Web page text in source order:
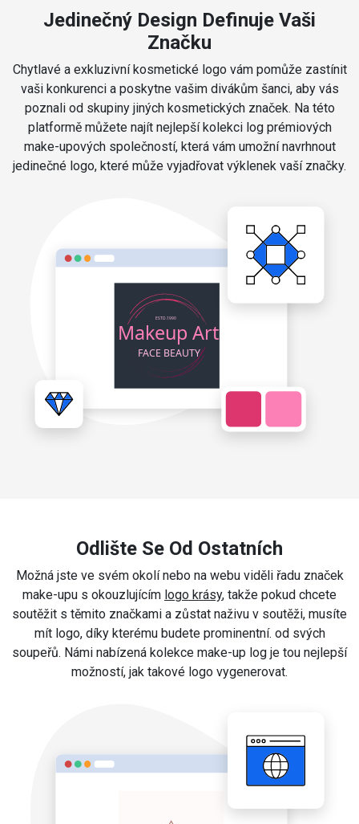
Jedinečný Design Definuje Vaši
Značku
Chytlavé a exkluzivní kosmetické logo vám pomůže zastínit
vaši konkurenci a poskytne vašim divákům šanci, aby vás
poznali od skupiny jiných kosmetických značek. Na této
platformě můžete najít nejlepší kolekci log prémiových
make-upových společností, která vám umožní navrhnout
jedinečné logo, které může vyjadřovat výklenek vaší značky.
Odlište Se Od Ostatních
Možná jste ve svém okolí nebo na webu viděli řadu značek
make-upu s okouzlujícím logo krásy, takže pokud chcete
soutěžit s těmito značkami a zůstat naživu v soutěži, musíte
mít logo, díky kterému budete prominentní. od svých
soupeřů. Námi nabízená kolekce make-up log je tou nejlepší
možností, jak takové logo vygenerovat.